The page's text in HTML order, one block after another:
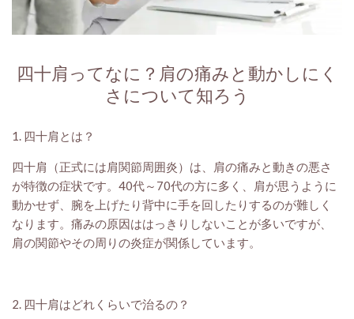
四十肩ってなに？肩の痛みと動かしにく
さについて知ろう
1. 四十肩とは？
四十肩（正式には肩関節周囲炎）は、肩の痛みと動きの悪さ
が特徴の症状です。40代～70代の方に多く、肩が思うように
動かせず、腕を上げたり背中に手を回したりするのが難しく
なります。痛みの原因ははっきりしないことが多いですが、
肩の関節やその周りの炎症が関係しています。
2. 四十肩はどれくらいで治るの？